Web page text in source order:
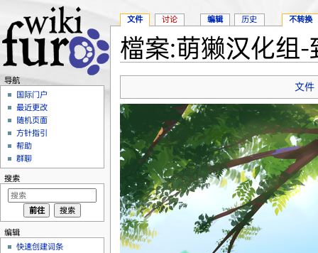
檔案:萌獭汉化组-
文件
文件 讨论 编辑 历史 不转换
导航
国际门户
最近更改
随机页面
方针指引
帮助
群聊
搜索
编辑
快速创建词条